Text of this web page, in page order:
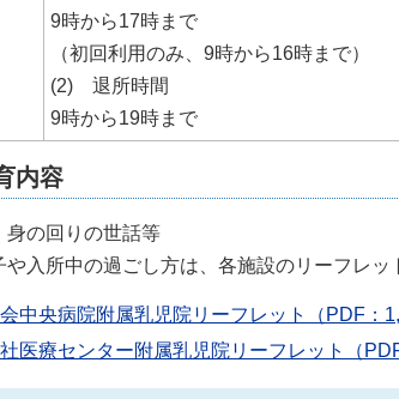
9時から17時まで
（初回利用のみ、9時から16時まで）
(2) 退所時間
9時から19時まで
内容
身の回りの世話等
入所中の過ごし方は、各施設のリーフレッ
中央病院附属乳児院リーフレット（PDF：
医療センター附属乳児院リーフレット（